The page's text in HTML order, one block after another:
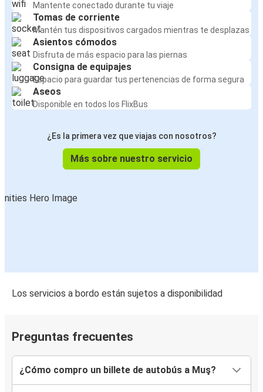
Mantente conectado durante tu viaje
Tomas de corriente
Mantén tus dispositivos cargados mientras te desplazas
Asientos cómodos
Disfruta de más espacio para las piernas
Consigna de equipajes
Espacio para guardar tus pertenencias de forma segura
Aseos
Disponible en todos los FlixBus
¿Es la primera vez que viajas con nosotros?
Más sobre nuestro servicio
Los servicios a bordo están sujetos a disponibilidad
Preguntas frecuentes
¿Cómo compro un billete de autobús a Muş?